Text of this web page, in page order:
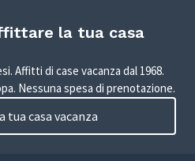
la tua casa
Affitti di case vacanza dal 1968.
Nessuna spesa di prenotazione.
tua casa vacanza